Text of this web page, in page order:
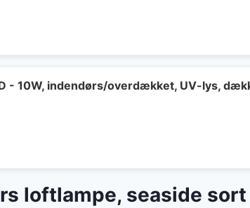
- 10W, indendørs/overdækket, UV-lys,
loftlampe, seaside sort